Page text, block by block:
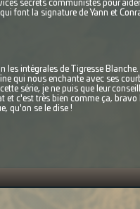
secrets communistes pour
font la signature de Yann et
intégrales de Tigresse Blanche.
qui nous enchante avec ses
série, je ne puis que leur
c'est très bien comme ça, bravo
qu'on se le dise !